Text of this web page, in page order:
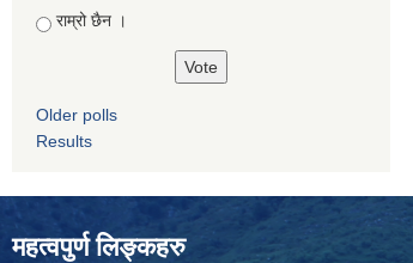
राम्रो छैन ।
Older polls
Results
महत्वपुर्ण लिङ्कहरु